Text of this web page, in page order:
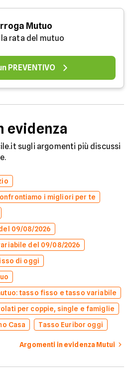
Mutuo
la rata del mutuo
PREVENTIVO
evidenza
sugli argomenti più discussi
i migliori per te
09/08/2026
del 09/08/2026
di oggi
tasso fisso e tasso variabile
per coppie, single e famiglie
Casa Tasso Euribor oggi
Argomenti in evidenza Mutui